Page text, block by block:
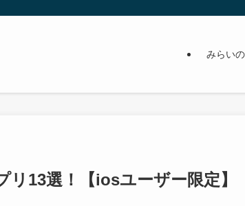
みらい
13選！【iosユーザー限定】